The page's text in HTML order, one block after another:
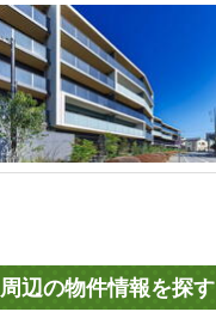
周辺の物件情報を探す